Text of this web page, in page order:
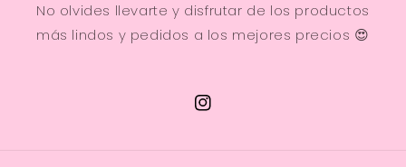
No olvides llevarte y disfrutar de los productos
más lindos y pedidos a los mejores precios 😍
Instagram